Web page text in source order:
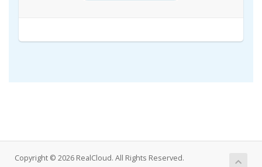
Copyright © 2026 RealCloud. All Rights Reserved.